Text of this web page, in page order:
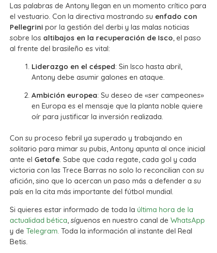
Las palabras de Antony llegan en un momento crítico para
el vestuario. Con la directiva mostrando su enfado con
Pellegrini por la gestión del derbi y las malas noticias
sobre los altibajos en la recuperación de Isco, el paso
al frente del brasileño es vital:
Liderazgo en el césped: Sin Isco hasta abril,
Antony debe asumir galones en ataque.
Ambición europea: Su deseo de «ser campeones»
en Europa es el mensaje que la planta noble quiere
oír para justificar la inversión realizada.
Con su proceso febril ya superado y trabajando en
solitario para mimar su pubis, Antony apunta al once inicial
ante el Getafe. Sabe que cada regate, cada gol y cada
victoria con las Trece Barras no solo lo reconcilian con su
afición, sino que lo acercan un paso más a defender a su
país en la cita más importante del fútbol mundial.
Si quieres estar informado de toda la última hora de la
actualidad bética, síguenos en nuestro canal de WhatsApp
y de Telegram. Toda la información al instante del Real
Betis.